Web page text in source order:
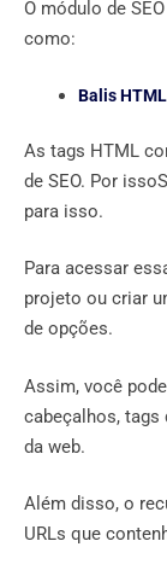
O módulo de
como:
Balis HTML
As tags HTML
de SEO. Por
para isso.
Para acessar
projeto ou criar
de opções.
Assim, você
cabeçalhos, tags
da web.
Além disso, o
URLs que